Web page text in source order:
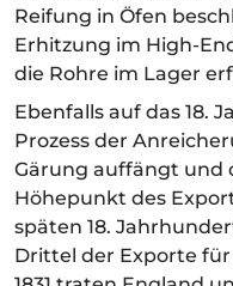
Reifung in Öfen
Erhitzung im High-
die Rohre im Lager
Ebenfalls auf das 18.
Prozess der
Gärung auffängt und
Höhepunkt des
späten 18.
Drittel der Exporte